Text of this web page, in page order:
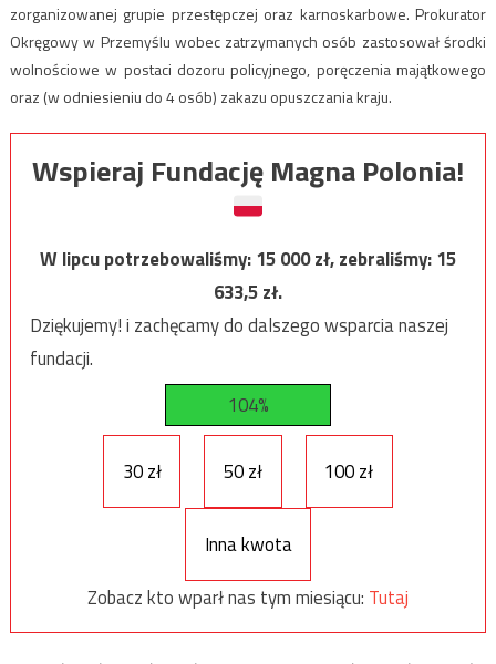
zorganizowanej grupie przestępczej oraz karnoskarbowe. Prokurator
Okręgowy w Przemyślu wobec zatrzymanych osób zastosował środki
wolnościowe w postaci dozoru policyjnego, poręczenia majątkowego
oraz (w odniesieniu do 4 osób) zakazu opuszczania kraju.
Wspieraj Fundację Magna Polonia!
W lipcu potrzebowaliśmy:15 000zł, zebraliśmy:15
633,5zł.
Dziękujemy! i zachęcamy do dalszego wsparcia naszej
fundacji.
104%
30 zł 50 zł 100 zł
Inna kwota
Zobacz kto wparł nas tym miesiącu: Tutaj